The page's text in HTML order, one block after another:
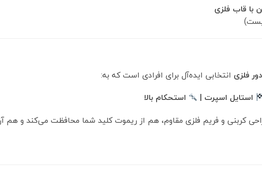
با قاب فلزی
فلزی انتخابی ایده‌آل برای افرادی است که به:
استایل اسپرت |
استحکام بالا
کربنی و فریم فلزی مقاوم، هم از ریموت کلید شما محافظت می‌کند و